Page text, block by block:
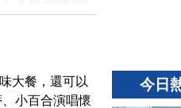
大餐，還可以
小百合演唱懷
今日